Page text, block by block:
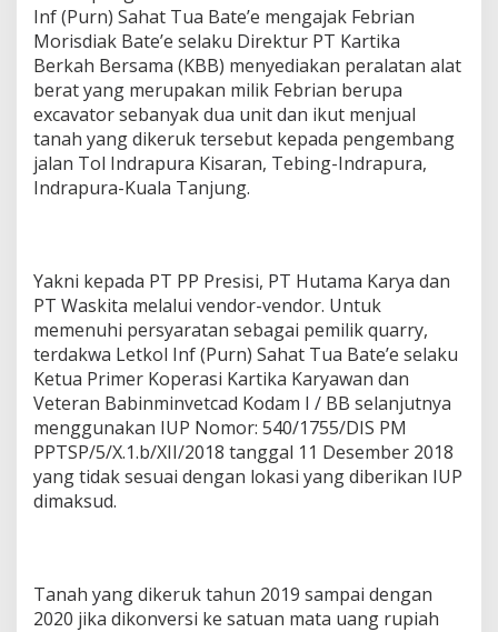
Inf (Purn) Sahat Tua Bate’e mengajak Febrian
Morisdiak Bate’e selaku Direktur PT Kartika
Berkah Bersama (KBB) menyediakan peralatan alat
berat yang merupakan milik Febrian berupa
excavator sebanyak dua unit dan ikut menjual
tanah yang dikeruk tersebut kepada pengembang
jalan Tol Indrapura Kisaran, Tebing-Indrapura,
Indrapura-Kuala Tanjung.
Yakni kepada PT PP Presisi, PT Hutama Karya dan
PT Waskita melalui vendor-vendor. Untuk
memenuhi persyaratan sebagai pemilik quarry,
terdakwa Letkol Inf (Purn) Sahat Tua Bate’e selaku
Ketua Primer Koperasi Kartika Karyawan dan
Veteran Babinminvetcad Kodam I / BB selanjutnya
menggunakan IUP Nomor: 540/1755/DIS PM
PPTSP/5/X.1.b/XII/2018 tanggal 11 Desember 2018
yang tidak sesuai dengan lokasi yang diberikan IUP
dimaksud.
Tanah yang dikeruk tahun 2019 sampai dengan
2020 jika dikonversi ke satuan mata uang rupiah